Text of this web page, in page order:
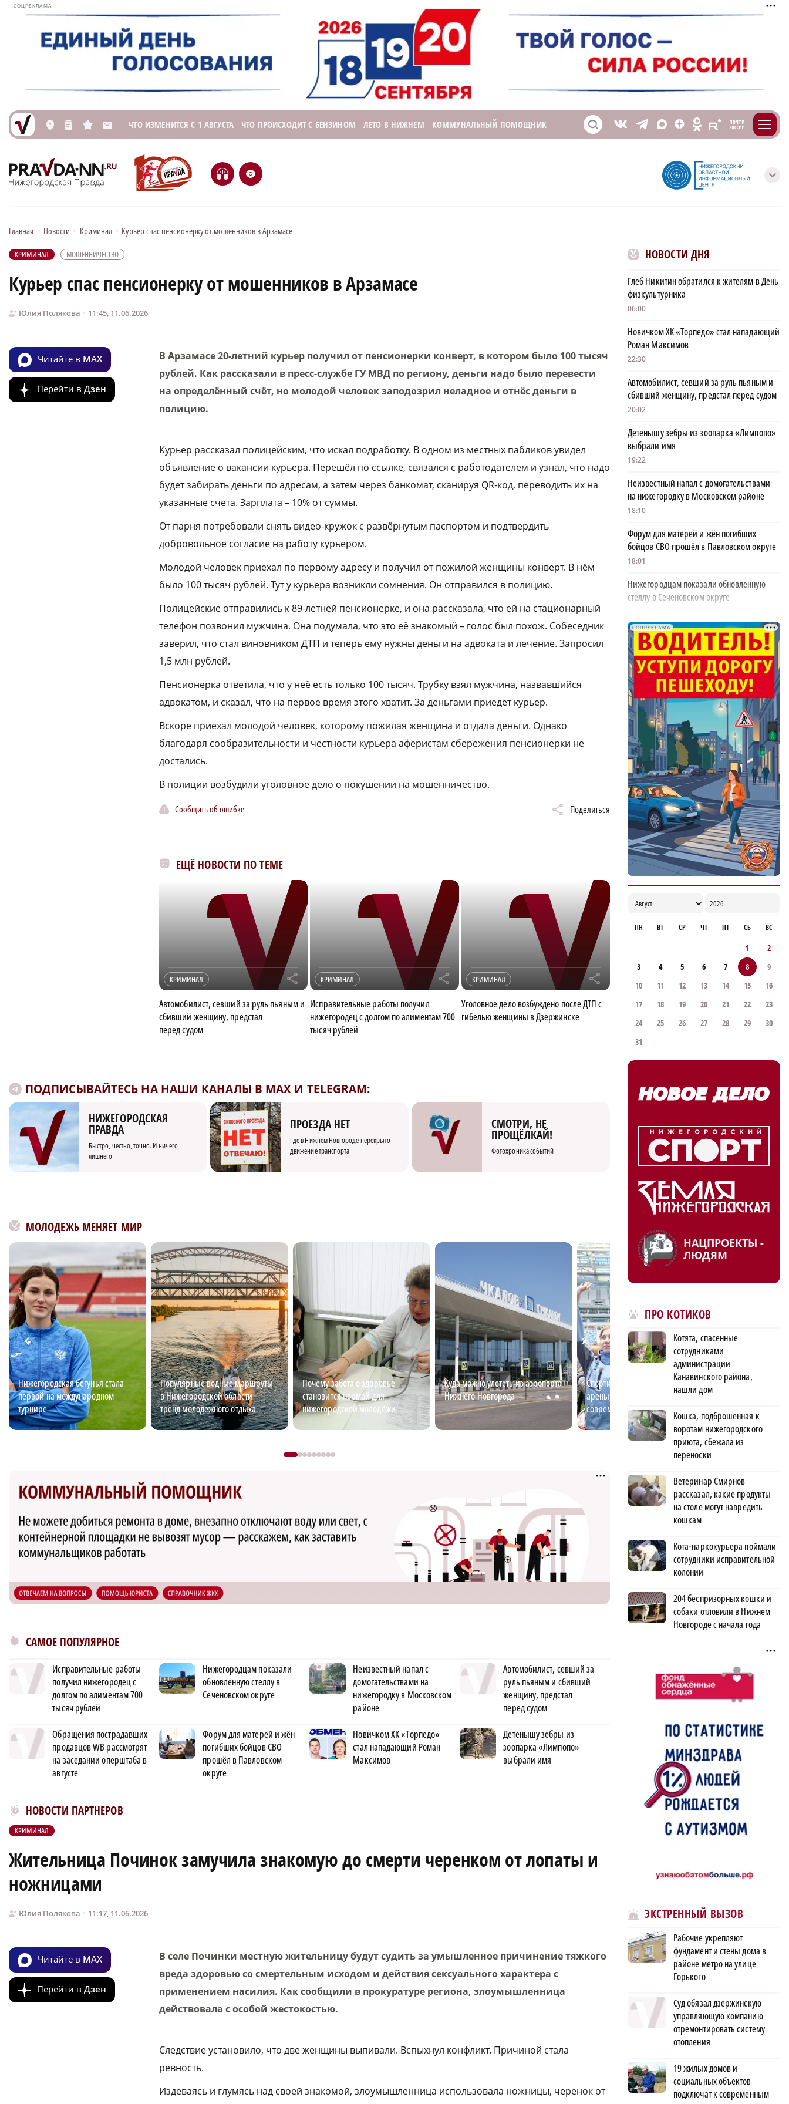
СОЦРЕКЛАМА
L n s M ЧТО ИЗМЕНИТСЯ С 1 АВГУСТА ЧТО ПРОИСХОДИТ С БЕНЗИНОМ ЛЕТО В НИЖНЕМ КОММУНАЛЬНЫЙ ПОМОЩНИК S V T X Z O E m
H e с
Главная • Новости • Криминал • Курьер спас пенсионерку от мошенников в Арзамасе
КРИМИНАЛ МОШЕННИЧЕСТВО
Курьер спас пенсионерку от мошенников в Арзамасе
Юлия Полякова 11:45, 11.06.2026
Читайте в MAX
Перейти в Дзен
В Арзамасе 20-летний курьер получил от пенсионерки конверт, в котором было 100 тысяч
рублей. Как рассказали в пресс-службе ГУ МВД по региону, деньги надо было перевести
на определённый счёт, но молодой человек заподозрил неладное и отнёс деньги в
полицию.
Курьер рассказал полицейским, что искал подработку. В одном из местных пабликов увидел
объявление о вакансии курьера. Перешёл по ссылке, связался с работодателем и узнал, что надо
будет забирать деньги по адресам, а затем через банкомат, сканируя QR-код, переводить их на
указанные счета. Зарплата – 10% от суммы.
От парня потребовали снять видео-кружок с развёрнутым паспортом и подтвердить
добровольное согласие на работу курьером.
Молодой человек приехал по первому адресу и получил от пожилой женщины конверт. В нём
было 100 тысяч рублей. Тут у курьера возникли сомнения. Он отправился в полицию.
Полицейские отправились к 89-летней пенсионерке, и она рассказала, что ей на стационарный
телефон позвонил мужчина. Она подумала, что это её знакомый – голос был похож. Собеседник
заверил, что стал виновником ДТП и теперь ему нужны деньги на адвоката и лечение. Запросил
1,5 млн рублей.
Пенсионерка ответила, что у неё есть только 100 тысяч. Трубку взял мужчина, назвавшийся
адвокатом, и сказал, что на первое время этого хватит. За деньгами приедет курьер.
Вскоре приехал молодой человек, которому пожилая женщина и отдала деньги. Однако
благодаря сообразительности и честности курьера аферистам сбережения пенсионерки не
достались.
В полиции возбудили уголовное дело о покушении на мошенничество.
Сообщить об ошибке Поделиться
ЕЩЁ НОВОСТИ ПО ТЕМЕ
КРИМИНАЛ r
Автомобилист, севший за руль пьяным и
сбивший женщину, предстал
перед судом
КРИМИНАЛ r
Исправительные работы получил
нижегородец с долгом по алиментам 700
тысяч рублей
КРИМИНАЛ r
Уголовное дело возбуждено после ДТП с
гибелью женщины в Дзержинске
ПОДПИСЫВАЙТЕСЬ НА НАШИ КАНАЛЫ В MAX И TELEGRAM:
НИЖЕГОРОДСКАЯ
ПРАВДА
Быстро, честно, точно. И ничего
лишнего
ПРОЕЗДА НЕТ
Где в Нижнем Новгороде перекрыто
движение транспорта
СМОТРИ, НЕ
ПРОЩЁЛКАЙ!
Фотохроника событий
МОЛОДЕЖЬ МЕНЯЕТ МИР
Нижегородская бегунья стала
первой на международном
турнире
Популярные водные маршруты
в Нижегородской области –
тренд молодежного отдыха
Почему забота о здоровье
становится нормой для
нижегородской молодёжи
Куда можно улететь из аэропорта
Нижнего Новгорода
Спортивный Нижний: ледовые
арены, дворцы спорта,
современные стадионы
Нижегородский
САМОЕ ПОПУЛЯРНОЕ
Исправительные работы
получил нижегородец с
долгом по алиментам 700
тысяч рублей
Нижегородцам показали
обновленную стеллу в
Сеченовском округе
Неизвестный напал с
домогательствами на
нижегородку в Московском
районе
Автомобилист, севший за
руль пьяным и сбивший
женщину, предстал
перед судом
Обращения пострадавших
продавцов WB рассмотрят
на заседании оперштаба в
августе
Форум для матерей и жён
погибших бойцов СВО
прошёл в Павловском
округе
Новичком ХК «Торпедо»
стал нападающий Роман
Максимов
Детенышу зебры из
зоопарка «Лимпопо»
выбрали имя
НОВОСТИ ПАРТНЕРОВ
Новости МирТесен
КРИМИНАЛ
Жительница Починок замучила знакомую до смерти черенком от лопаты и
ножницами
Юлия Полякова 11:17, 11.06.2026
Читайте в MAX
Перейти в Дзен
В селе Починки местную жительницу будут судить за умышленное причинение тяжкого
вреда здоровью со смертельным исходом и действия сексуального характера с
применением насилия. Как сообщили в прокуратуре региона, злоумышленница
действовала с особой жестокостью.
Следствие установило, что две женщины выпивали. Вспыхнул конфликт. Причиной стала
ревность.
Издеваясь и глумясь над своей знакомой, злоумышленница использовала ножницы, черенок от
НОВОСТИ ДНЯ
Глеб Никитин обратился к жителям в День
физкультурника
06:00
Новичком ХК «Торпедо» стал нападающий
Роман Максимов
22:30
Автомобилист, севший за руль пьяным и
сбивший женщину, предстал перед судом
20:02
Детенышу зебры из зоопарка «Лимпопо»
выбрали имя
19:22
Неизвестный напал с домогательствами
на нижегородку в Московском районе
18:10
Форум для матерей и жён погибших
бойцов СВО прошёл в Павловском округе
18:01
Нижегородцам показали обновленную
стеллу в Сеченовском округе
Исправительные работы получил
нижегородец с долгом по алиментам 700
тысяч рублей
17:37
Обращения пострадавших продавцов WB
рассмотрят на заседании оперштаба в
августе
17:21
Нижегородская область вошла в число
лидеров научно-популярного туризма
17:10
СОЦРЕКЛАМА
ПН ВТ СР ЧТ ПТ СБ ВС
1
2
3
4 5 6 7 8
9
10
11 12 13 14 15
16
17
18 19 20 21 22
23
24
25 26 27 28 29
30
31
НАЦПРОЕКТЫ -
ЛЮДЯМ
ПРО КОТИКОВ
Котята, спасенные
сотрудниками
администрации
Канавинского района,
нашли дом
Кошка, подброшенная к
воротам нижегородского
приюта, сбежала из
переноски
Ветеринар Смирнов
рассказал, какие продукты
на столе могут навредить
кошкам
Кота-наркокурьера поймали
сотрудники исправительной
колонии
204 беспризорных кошки и
собаки отловили в Нижнем
Новгороде с начала года
ЭКСТРЕННЫЙ ВЫЗОВ
Рабочие укрепляют
фундамент и стены дома в
районе метро на улице
Горького
Суд обязал дзержинскую
управляющую компанию
отремонтировать систему
отопления
19 жилых домов и
социальных объектов
подключат к современным